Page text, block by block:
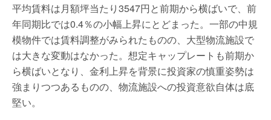
平均賃料は月額坪当たり3547円と前期から横ばいで、前
年同期比では0.4％の小幅上昇にとどまった。一部の中規
模物件では賃料調整がみられたものの、大型物流施設で
は大きな変動はなかった。想定キャップレートも前期か
ら横ばいとなり、金利上昇を背景に投資家の慎重姿勢は
強まりつつあるものの、物流施設への投資意欲自体は底
堅い。